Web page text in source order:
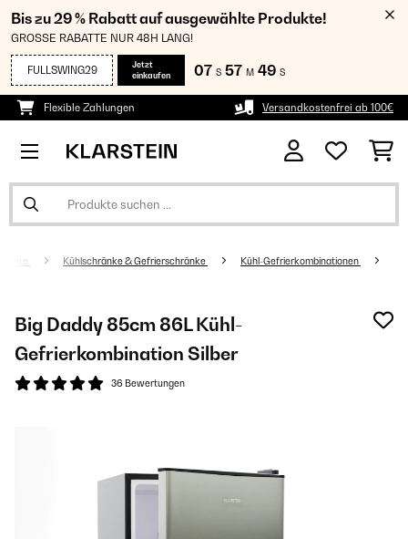
Bis zu 29 % Rabatt auf ausgewählte Produkte!
GROSSE RABATTE NUR 48H LANG!
FULLSWING29
Jetzt
einkaufen
07 S 57 M 49 S
Flexible Zahlungen Versandkostenfrei ab 100€
Kühlschränke & Gefrierschränke Kühl-Gefrierkombinationen
Big Daddy 85cm 86L Kühl-
Gefrierkombination​ Silber
36 Bewertungen